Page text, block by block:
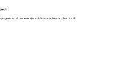
:
et proposer des solutions adaptées aux besoins du